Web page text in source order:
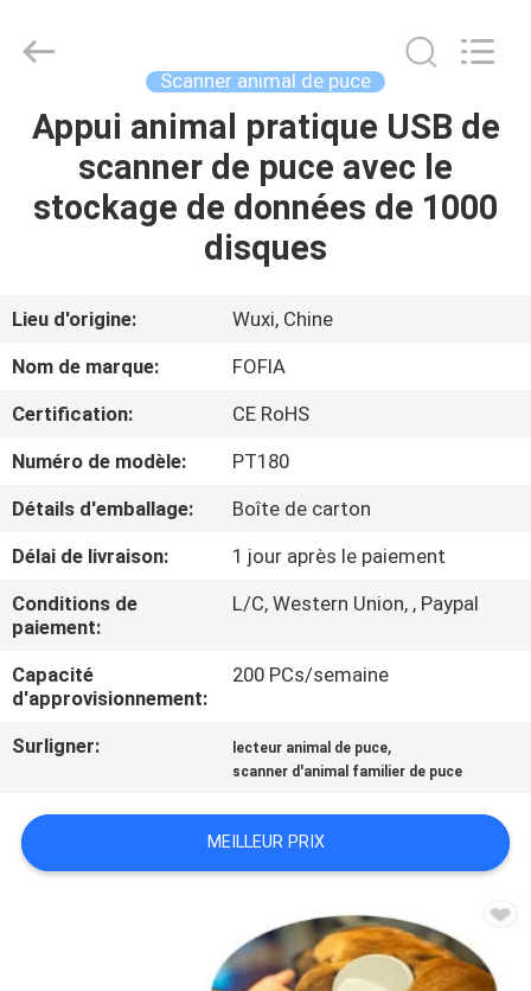
MAISON
PRODUITS
AU
DE
NOUS
VISITE
D'USINE
CONTRÔLE
DE
QUALITÉ
CONTACTEZ-
NOUS
Technology
Reserved.
Scanner animal de puce
Appui animal pratique USB de
scanner de puce avec le
stockage de données de 1000
disques
Lieu d'origine:
Wuxi, Chine
Nom de marque:
FOFIA
Certification:
CE RoHS
Numéro de modèle:
PT180
Détails d'emballage:
Boîte de carton
Délai de livraison:
1 jour après le paiement
Conditions de
paiement:
L/C, Western Union, , Paypal
Capacité
d'approvisionnement:
200 PCs/semaine
Surligner: lecteur animal de puce,
scanner d'animal familier de puce
MEILLEUR PRIX